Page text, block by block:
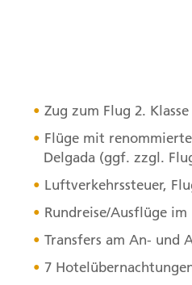
Zug zum Flug 2.
Flüge mit
Delgada (ggf. zzgl.
Luftverkehrssteuer,
Rundreise/Ausflüge
Transfers am An- und
7